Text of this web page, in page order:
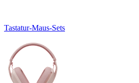
Tastatur-Maus-Sets